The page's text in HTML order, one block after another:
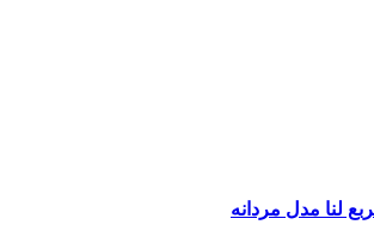
لنا مدل مردانه